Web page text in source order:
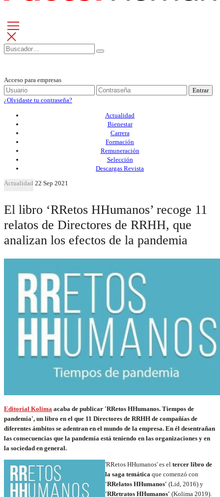
Acceso para empresas
Entrar
¿Olvidaste tu contraseña?
Actualidad
Bienestar
Carrera
Formación
Remuneración
Selección
Descargas Revista
Actualidad 22 Sep 2021
El libro ‘RRetos HHumanos’ recoge 11
relatos de Directores de RRHH, que
analizan los efectos de la pandemia
Editorial Kolima acaba de publicar 'RRetos HHumanos. Tiempos de
pandemia', un libro en el que 11 Directores de RRHH de compañías de
diferentes ámbitos se adentran en el mundo de la empresa. En él desentrañan
las consecuencias que la pandemia está teniendo en las organizaciones y en
la sociedad en general.
'RRetos HHumanos' es el tercer libro de
la saga temática que comenzó con
'RRelatos HHumanos' (Lid, 2016) y
'RRetratos HHumanos' (Kolima 2019).